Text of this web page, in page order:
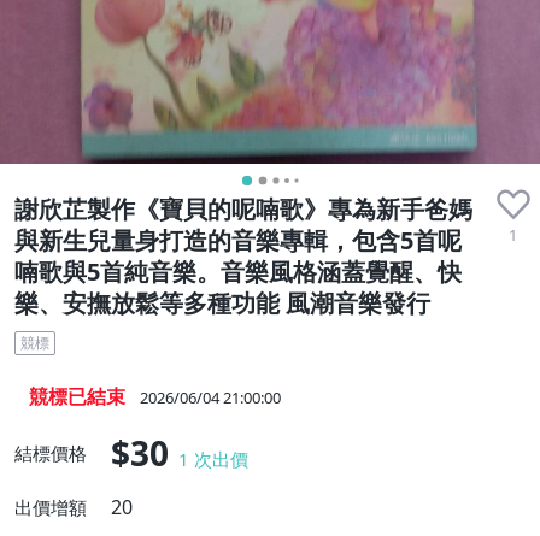
謝欣芷製作《寶貝的呢喃歌》專為新手爸媽
與新生兒量身打造的音樂專輯，包含5首呢
喃歌與5首純音樂。音樂風格涵蓋覺醒、快
樂、安撫放鬆等多種功能 風潮音樂發行
1
競標
競標已結束 2026/06/04 21:00:00
結標價格 $30 1 次出價
出價增額
20